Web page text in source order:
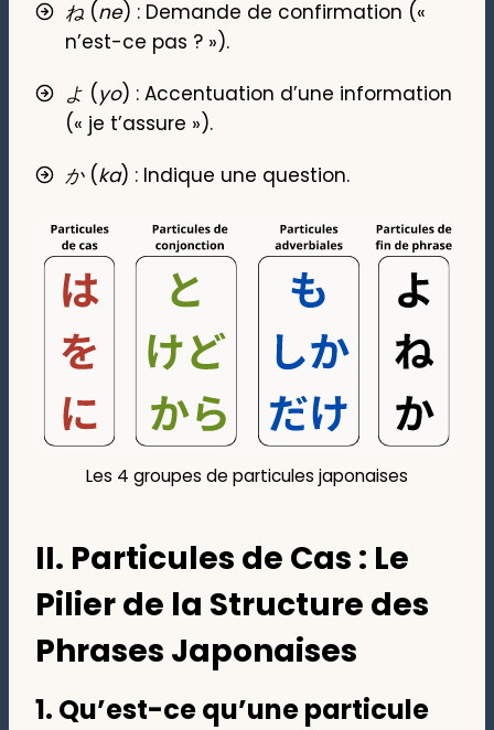
ね (ne) : Demande de confirmation («
n’est-ce pas ? »).
よ (yo) : Accentuation d’une information
(« je t’assure »).
か(ka) : Indique une question.
Les 4 groupes de particules japonaises
II. Particules de Cas : Le
Pilier de la Structure des
Phrases Japonaises
1. Qu’est-ce qu’une particule